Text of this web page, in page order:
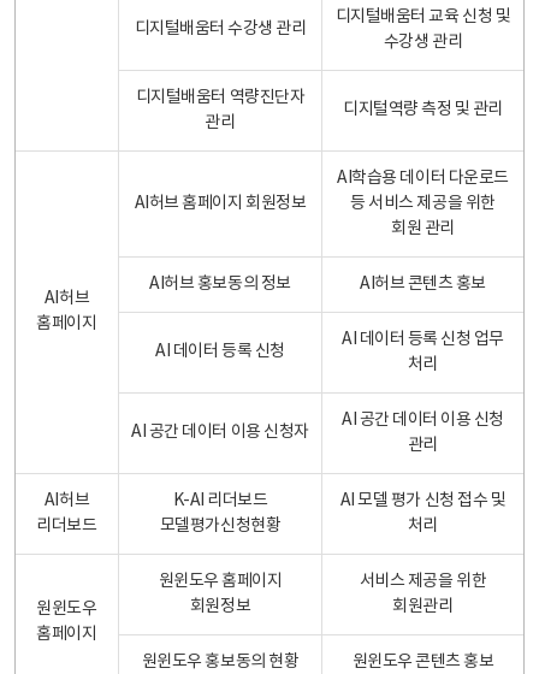
디지털배움터 수강생 관리
디지털배움터 교육 신청 및
수강생 관리
디지털배움터 역량진단자
관리
디지털역량 측정 및 관리
AI허브
홈페이지
AI허브 홈페이지 회원정보
AI학습용 데이터 다운로드
등 서비스 제공을 위한
회원 관리
AI허브 홍보동의 정보 AI허브 콘텐츠 홍보
AI 데이터 등록 신청
AI 데이터 등록 신청 업무
처리
AI 공간 데이터 이용 신청자
AI 공간 데이터 이용 신청
관리
AI허브
리더보드
K-AI 리더보드
모델평가신청현황
AI 모델 평가 신청 접수 및
처리
원윈도우
홈페이지
원윈도우 홈페이지
회원정보
서비스 제공을 위한
회원관리
원윈도우 홍보동의 현황 원윈도우 콘텐츠 홍보